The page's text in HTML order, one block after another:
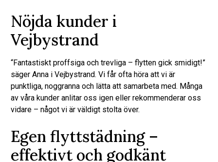
Nöjda kunder i
Vejbystrand
“Fantastiskt proffsiga och trevliga – flytten gick smidigt!”
säger Anna i Vejbystrand. Vi får ofta höra att vi är
punktliga, noggranna och lätta att samarbeta med. Många
av våra kunder anlitar oss igen eller rekommenderar oss
vidare – något vi är väldigt stolta över.
Egen flyttstädning –
effektivt och godkänt